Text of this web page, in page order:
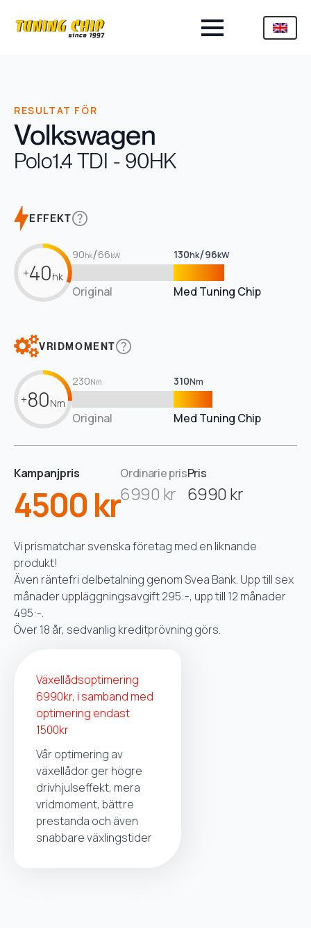
RESULTAT FÖR
Volkswagen
Polo1.4 TDI - 90HK
EFFEKT
+40hk
90hk/66kW 130hk/96kW
Original Med Tuning Chip
VRIDMOMENT
+80Nm
230Nm 310Nm
Original Med Tuning Chip
Kampanjpris
4500 kr
Ordinarie pris
6990 kr
Pris
6990 kr
Vi prismatchar svenska företag med en liknande
produkt!
Även räntefri delbetalning genom Svea Bank. Upp till sex
månader uppläggningsavgift 295:-, upp till 12 månader
495:-.
Över 18 år, sedvanlig kreditprövning görs.
Växellådsoptimering
6990kr, i samband med
optimering endast
1500kr
Vår optimering av
växellådor ger högre
drivhjulseffekt, mera
vridmoment, bättre
prestanda och även
snabbare växlingstider